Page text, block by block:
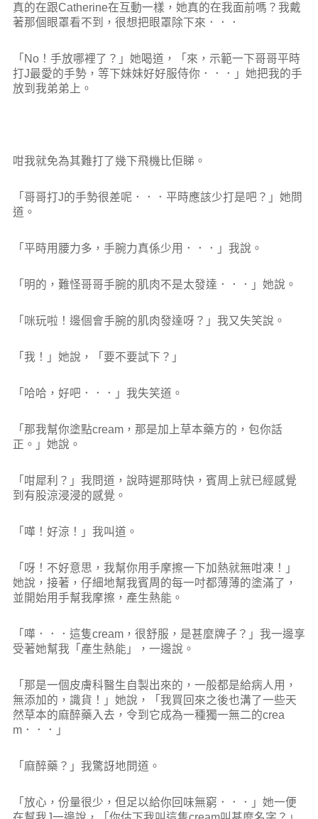
真的在跟Catherine在互動一樣，她真的在我面前嗎？我戴
著那個眼罩看不到，很想把眼罩除下來．．．
「No！手放哪裡了？」她喝道，「來，示範一下哥哥平時
打J最愛的手勢，等下妹妹好好服侍你．．．」她把我的手
放到我弟弟上。
咁我就免為其難打了幾下飛機比佢睇。
「哥哥打J的手勢很差呢．．．平時應該少打是吧？」她問
道。
「平時用腰力多，手腕力真係少用．．．」我說。
「明的，難怪哥哥手腕的肌肉不是太發達．．．」她說。
「咪玩啦！邊個會手腕的肌肉發達呀？」我又失笑說。
「我！」她說，「要不要試下？」
「哈哈，好吧．．．」我失笑道。
「那我幫你塗點cream，那是加上草本藥方的，包你話
正。」她說。
「咁犀利？」我問道，說時遲那時快，賓周上就已經感覺
到有股涼浸浸的感覺。
「嘩！好涼！」我叫道。
「呀！不好意思，我幫你用手摩擦一下加熱就無咁凍！」
她說，接著，仔細地幫我賓周的每一吋都薄薄的塗滿了，
並開始用手幫我摩擦，產生熱能。
「嘩．．．這隻cream，很舒服，是甚麼牌子？」我一邊享
受著她幫我「產生熱能」，一邊說。
「那是一個皮膚科醫生自製出來的，一般都是給病人用，
無添加的，識貨！」她說，「我買回來之後也溝了一些天
然草本的麻醉藥入去，令到它成為一種獨一無二的crea
m．．．」
「麻醉藥？」我驚訝地問道。
「放心，份量很少，但足以給你回味無窮．．．」她一便